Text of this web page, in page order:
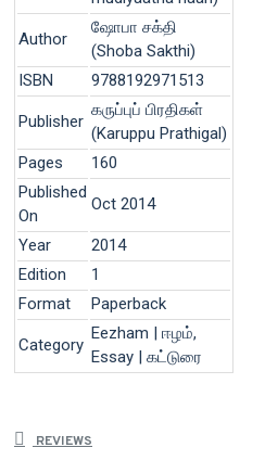
Author
ஷோபா சக்தி
(Shoba Sakthi)
ISBN
9788192971513
Publisher
கருப்புப் பிரதிகள்
(Karuppu Prathigal)
Pages
160
Published
On
Oct 2014
Year
2014
Edition
1
Format
Paperback
Category
Eezham | ஈழம்,
Essay | கட்டுரை
REVIEWS